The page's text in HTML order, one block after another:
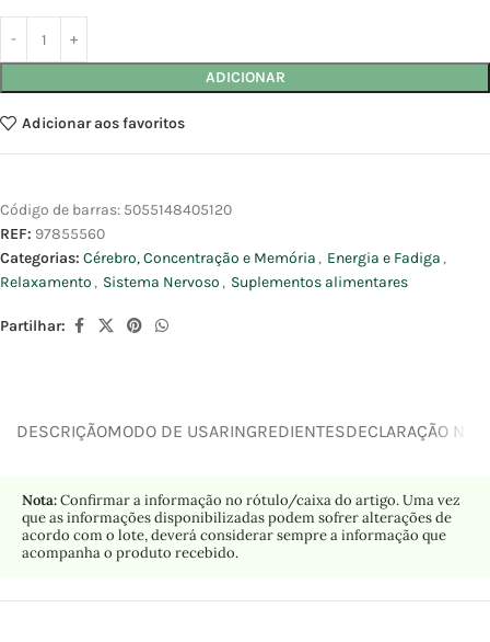
ADICIONAR
Adicionar aos favoritos
Código de barras: 5055148405120
REF: 97855560
Categorias: Cérebro, Concentração e Memória , Energia e Fadiga ,
Relaxamento , Sistema Nervoso , Suplementos alimentares
Partilhar:
DESCRIÇÃOMODO DE USARINGREDIENTESDECLARAÇÃO
Nota:Confirmar a informação no rótulo/caixa do artigo. Uma vez
que as informações disponibilizadas podem sofrer alterações de
acordo com o lote, deverá considerar sempre a informação que
acompanha o produto recebido.